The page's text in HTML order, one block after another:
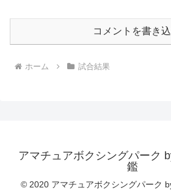
コメントを書き
ホーム 試合結果
アマチュアボクシングパーク
鑑
© 2020 アマチュアボクシングパーク